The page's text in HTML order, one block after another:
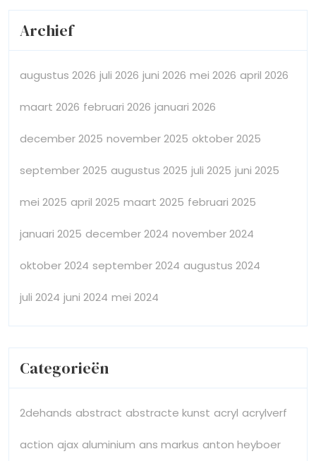
Archief
augustus 2026 juli 2026 juni 2026 mei 2026 april 2026
maart 2026 februari 2026 januari 2026
december 2025 november 2025 oktober 2025
september 2025 augustus 2025 juli 2025 juni 2025
mei 2025 april 2025 maart 2025 februari 2025
januari 2025 december 2024 november 2024
oktober 2024 september 2024 augustus 2024
juli 2024 juni 2024 mei 2024
Categorieën
2dehands abstract abstracte kunst acryl acrylverf
action ajax aluminium ans markus anton heyboer